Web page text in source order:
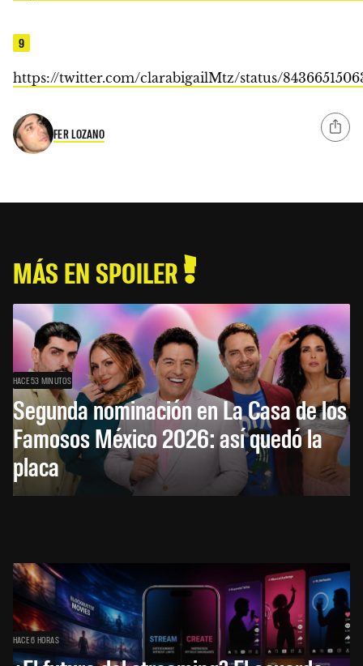
9
https://twitter.com/clarabigailMtz/status/
FER LOZANO
MÁS EN SPOILER
HACE 53 MINUTOS
Segunda nominación en La Casa de los
Famosos México 2026: así quedó la
placa
HACE 6 HORAS